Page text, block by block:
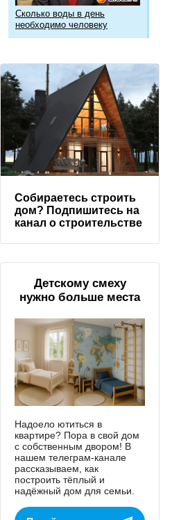
Сколько воды в день
необходимо человеку
Собираетесь строить
дом? Подпишитесь на
канал о строительстве
Детскому смеху
нужно больше места
Надоело ютиться в
квартире? Пора в свой дом
с собственным двором! В
нашем телеграм-канале
рассказываем, как
построить тёплый и
надёжный дом для семьи.